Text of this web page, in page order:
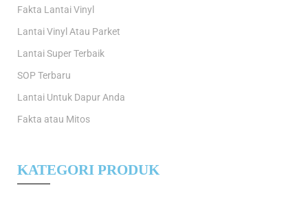
Fakta Lantai Vinyl
Lantai Vinyl Atau Parket
Lantai Super Terbaik
SOP Terbaru
Lantai Untuk Dapur Anda
Fakta atau Mitos
KATEGORI PRODUK